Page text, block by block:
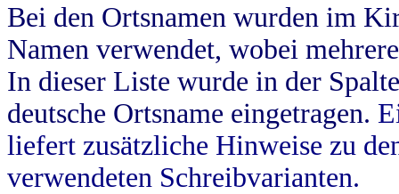
Bei den Ortsnamen wurden im
Namen verwendet, wobei
In dieser Liste wurde in der
deutsche Ortsname eingetragen.
liefert zusätzliche Hinweise zu
verwendeten Schreibvarianten.